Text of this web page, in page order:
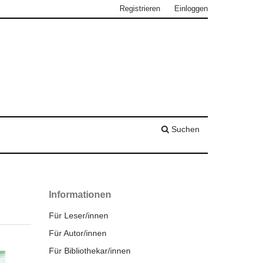
Suchen
Registrieren Einloggen
Informationen
Für Leser/innen
Für Autor/innen
Für Bibliothekar/innen